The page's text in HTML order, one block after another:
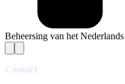
Beheersing van het Nederlands
Contact